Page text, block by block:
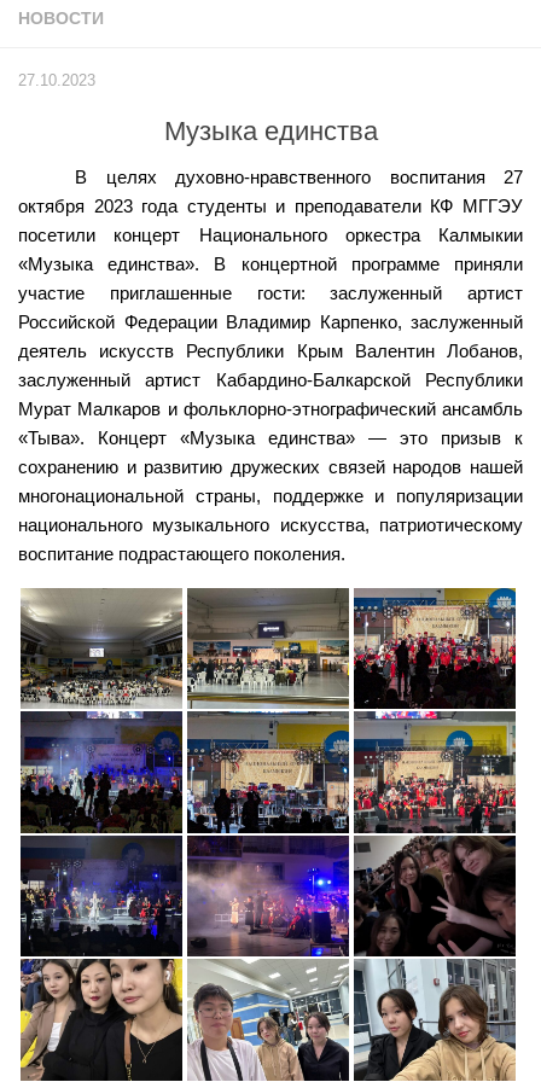
Учёный совет
Контакты РГУ СоцТех
Сведения об образовательной организации
Абитуриенту
Рейтинговые списки
Рекомендованные к зачислению
Приказы о зачислении
Студенту
Личный кабинет
Расписание учебных занятий студентов на 2-ое
полугодие
Коллективные творческие дела
Студенческий совет
Студенческое научное общество
Социальная поддержка студентов
Центр содействия трудоустройству выпускников
График учебного процесса
Электронное обучение и дистанционные
образовательные технологии
Демонстрационный экзамен
Родителям
Образовательный кредит
Памятка обучающимся
КФ РГУ СоцТех
НОВОСТИ
27.10.2023
Музыка единства
В целях духовно-нравственного воспитания 27
октября 2023 года студенты и преподаватели КФ МГГЭУ
посетили концерт Национального оркестра Калмыкии
«Музыка единства». В концертной программе приняли
участие приглашенные гости: заслуженный артист
Российской Федерации Владимир Карпенко, заслуженный
деятель искусств Республики Крым Валентин Лобанов,
заслуженный артист Кабардино-Балкарской Республики
Мурат Малкаров и фольклорно-этнографический ансамбль
«Тыва». Концерт «Музыка единства» — это призыв к
сохранению и развитию дружеских связей народов нашей
многонациональной страны, поддержке и популяризации
национального музыкального искусства, патриотическому
воспитание подрастающего поколения.